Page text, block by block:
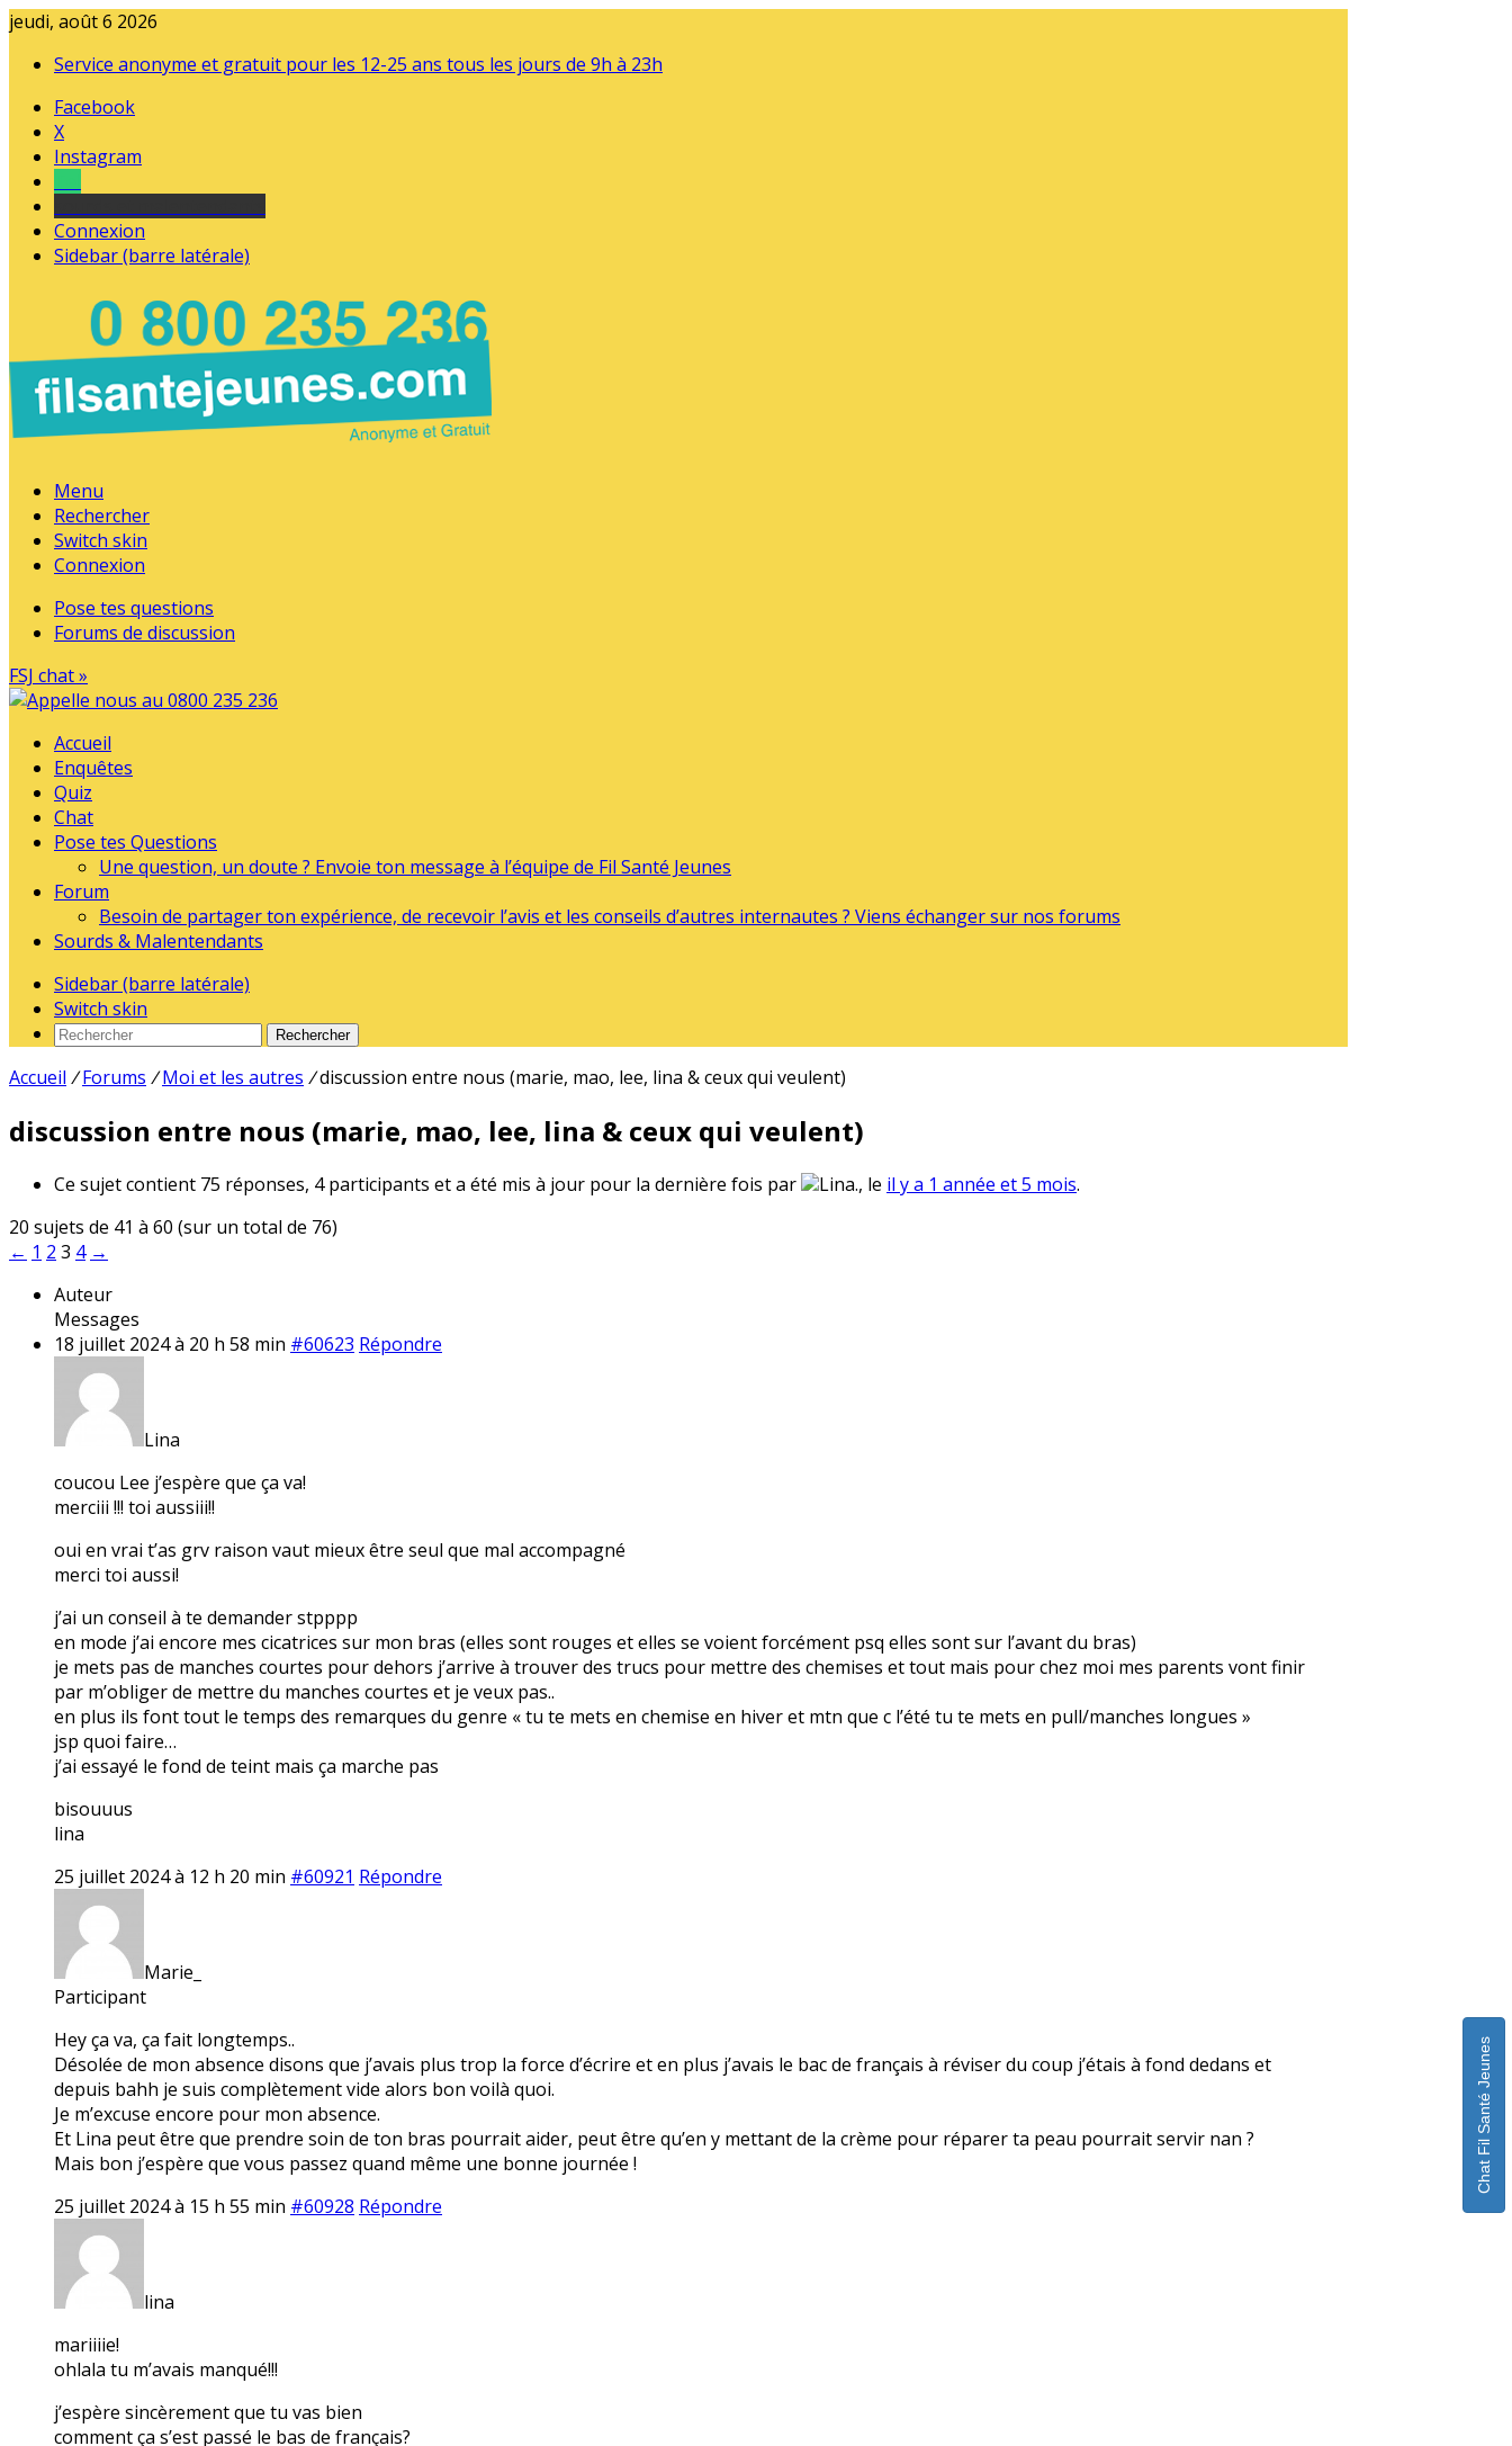
jeudi, août 6 2026
Service anonyme et gratuit pour les 12-25 ans tous les jours de 9h à 23h
Facebook
X
Instagram
Connexion
Sidebar (barre latérale)
Menu
Rechercher
Switch skin
Connexion
Pose tes questions
Forums de discussion
FSJ chat »
Accueil
Enquêtes
Quiz
Chat
Pose tes Questions
Une question, un doute ? Envoie ton message à l’équipe de Fil Santé Jeunes
Forum
Besoin de partager ton expérience, de recevoir l’avis et les conseils d’autres internautes ? Viens échanger sur nos forums
Sourds & Malentendants
Sidebar (barre latérale)
Switch skin
Rechercher
Accueil / Forums / Moi et les autres /discussion entre nous (marie, mao, lee, lina & ceux qui veulent)
discussion entre nous (marie, mao, lee, lina & ceux qui veulent)
Ce sujet contient 75 réponses, 4 participants et a été mis à jour pour la dernière fois par Lina., le il y a 1 année et 5 mois.
20 sujets de 41 à 60 (sur un total de 76)
← 1 2 3 4 →
Auteur
Messages
18 juillet 2024 à 20 h 58 min #60623 Répondre
Lina
coucou Lee j’espère que ça va!
merciii !!! toi aussiii!!
oui en vrai t’as grv raison vaut mieux être seul que mal accompagné
merci toi aussi!
j’ai un conseil à te demander stpppp
en mode j’ai encore mes cicatrices sur mon bras (elles sont rouges et elles se voient forcément psq elles sont sur l’avant du bras)
je mets pas de manches courtes pour dehors j’arrive à trouver des trucs pour mettre des chemises et tout mais pour chez moi mes parents vont finir
par m’obliger de mettre du manches courtes et je veux pas..
en plus ils font tout le temps des remarques du genre « tu te mets en chemise en hiver et mtn que c l’été tu te mets en pull/manches longues »
jsp quoi faire…
j’ai essayé le fond de teint mais ça marche pas
bisouuus
lina
25 juillet 2024 à 12 h 20 min #60921 Répondre
Marie_
Participant
Hey ça va, ça fait longtemps..
Désolée de mon absence disons que j’avais plus trop la force d’écrire et en plus j’avais le bac de français à réviser du coup j’étais à fond dedans et
depuis bahh je suis complètement vide alors bon voilà quoi.
Je m’excuse encore pour mon absence.
Et Lina peut être que prendre soin de ton bras pourrait aider, peut être qu’en y mettant de la crème pour réparer ta peau pourrait servir nan ?
Mais bon j’espère que vous passez quand même une bonne journée !
25 juillet 2024 à 15 h 55 min #60928 Répondre
lina
mariiiie!
ohlala tu m’avais manqué!!!
j’espère sincèrement que tu vas bien
comment ça s’est passé le bas de français?
Chat Fil Santé Jeunes